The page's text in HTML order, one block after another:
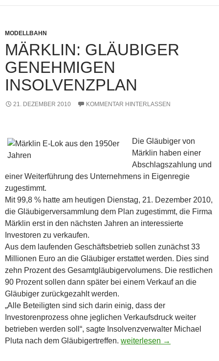
MODELLBAHN
MÄRKLIN: GLÄUBIGER
GENEHMIGEN
INSOLVENZPLAN
21. DEZEMBER 2010 KOMMENTAR HINTERLASSEN
Die Gläubiger von
Märklin haben einer
Abschlagszahlung und
einer Weiterführung des Unternehmens in Eigenregie
zugestimmt.
Mit 99,8 % hatte am heutigen Dienstag, 21. Dezember 2010,
die Gläubigerversammlung dem Plan zugestimmt, die Firma
Märklin erst in den nächsten Jahren an interessierte
Investoren zu verkaufen.
Aus dem laufenden Geschäftsbetrieb sollen zunächst 33
Millionen Euro an die Gläubiger erstattet werden. Dies sind
zehn Prozent des Gesamtgläubigervolumens. Die restlichen
90 Prozent sollen dann später bei einem Verkauf an die
Gläubiger zurückgezahlt werden.
„Alle Beteiligten sind sich darin einig, dass der
Investorenprozess ohne jeglichen Verkaufsdruck weiter
betrieben werden soll“, sagte Insolvenzverwalter Michael
Pluta nach dem Gläubigertreffen. Märklin: Gläubiger
weiterlesen →